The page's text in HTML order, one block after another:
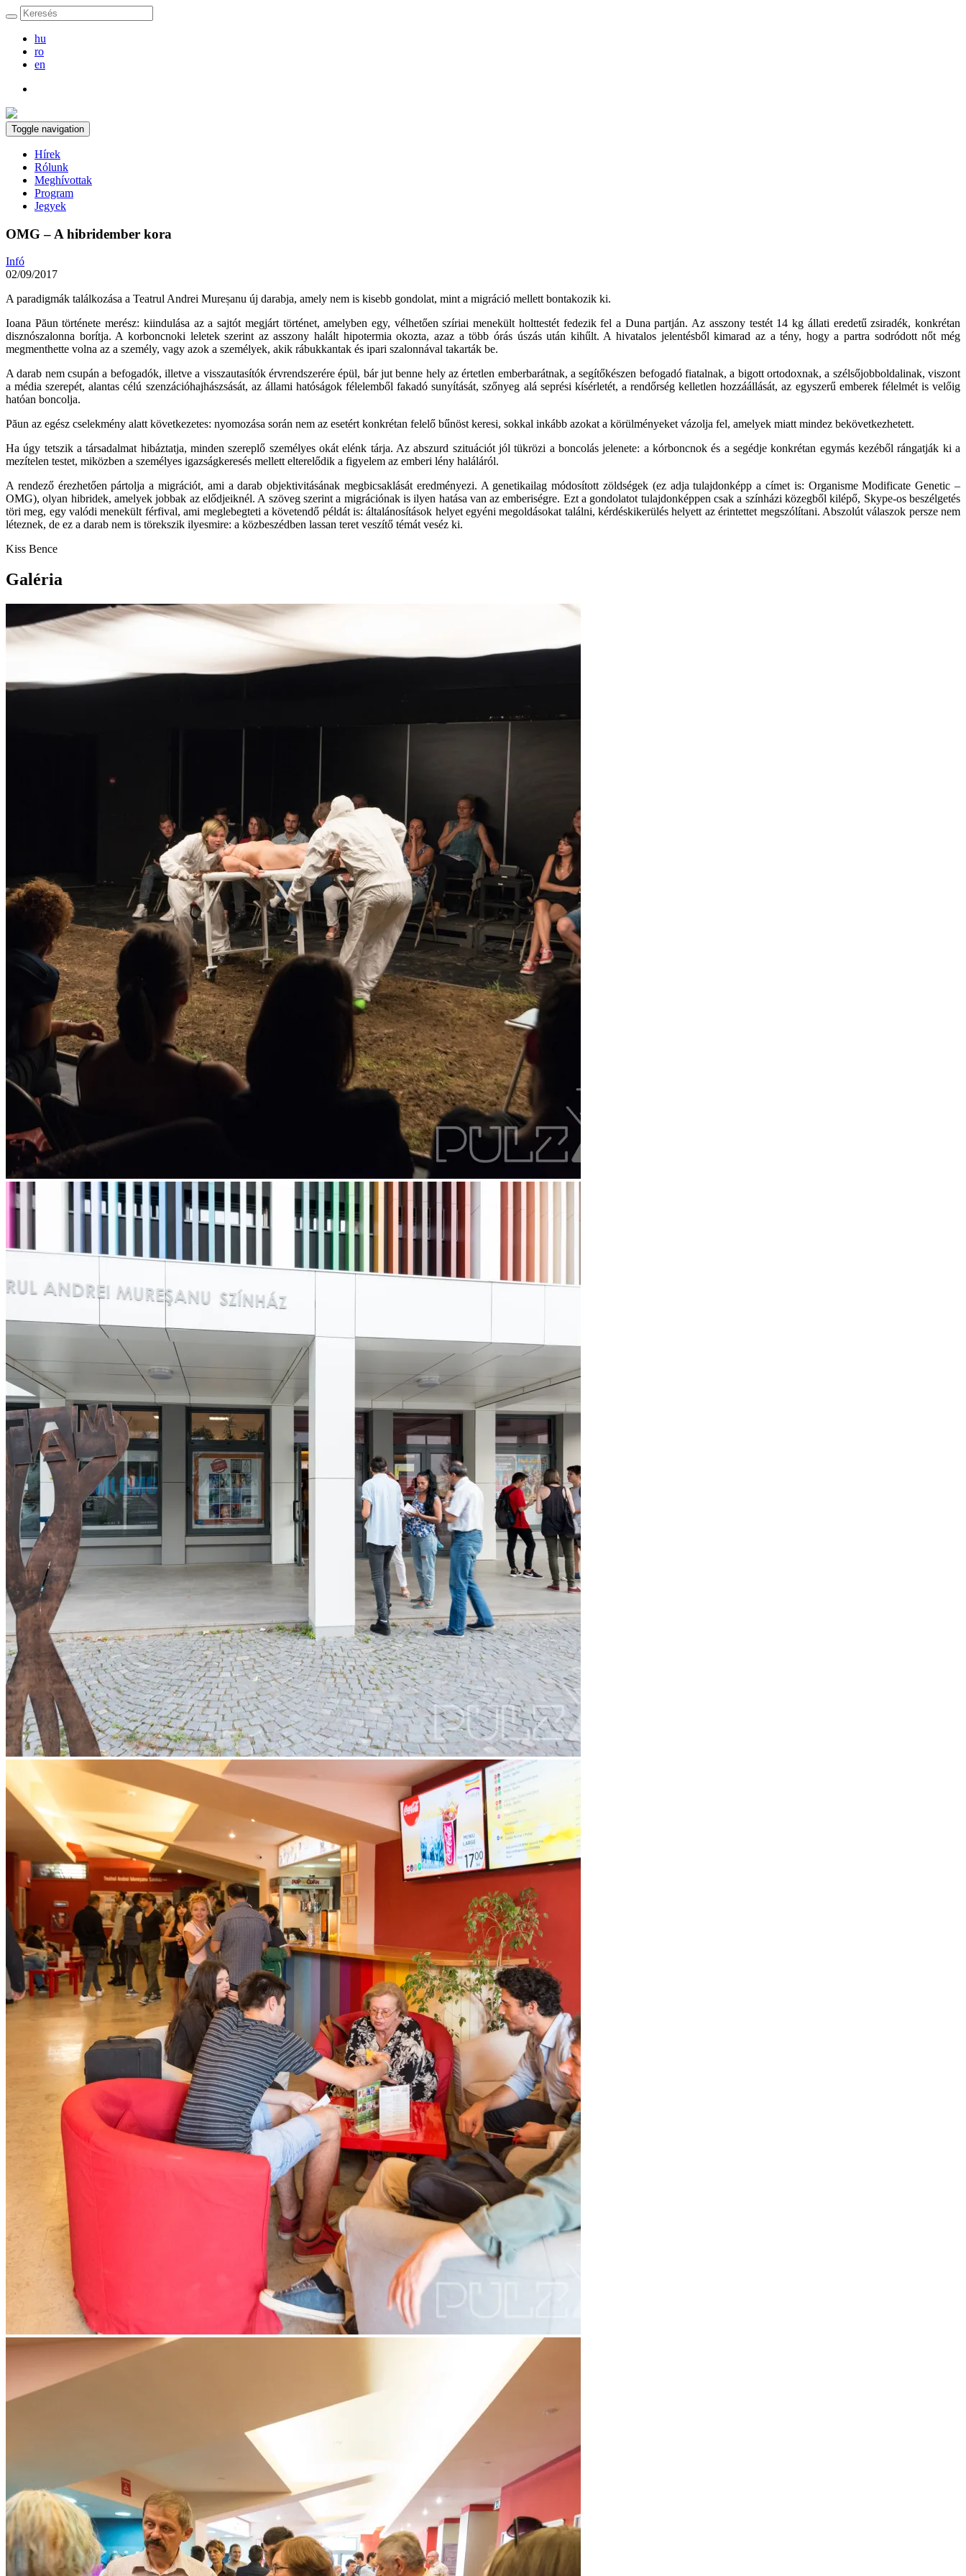
hu
ro
en
Toggle navigation
Hírek
Rólunk
Meghívottak
Program
Jegyek
OMG – A hibridember kora
Infó
02/09/2017
A paradigmák találkozása a Teatrul Andrei Mureșanu új darabja, amely nem is kisebb gondolat, mint a migráció mellett bontakozik ki.
Ioana Păun története merész: kiindulása az a sajtót megjárt történet, amelyben egy, vélhetően szíriai menekült holttestét fedezik fel a Duna partján. Az asszony testét 14 kg állati eredetű zsiradék, konkrétan
disznószalonna borítja. A korboncnoki leletek szerint az asszony halált hipotermia okozta, azaz a több órás úszás után kihűlt. A hivatalos jelentésből kimarad az a tény, hogy a partra sodródott nőt még
megmenthette volna az a személy, vagy azok a személyek, akik rábukkantak és ipari szalonnával takarták be.
A darab nem csupán a befogadók, illetve a visszautasítók érvrendszerére épül, bár jut benne hely az értetlen emberbarátnak, a segítőkészen befogadó fiatalnak, a bigott ortodoxnak, a szélsőjobboldalinak, viszont
a média szerepét, alantas célú szenzációhajhászsását, az állami hatóságok félelemből fakadó sunyítását, szőnyeg alá seprési kísérletét, a rendőrség kelletlen hozzáállását, az egyszerű emberek félelmét is velőig
hatóan boncolja.
Păun az egész cselekmény alatt következetes: nyomozása során nem az esetért konkrétan felelő bűnöst keresi, sokkal inkább azokat a körülményeket vázolja fel, amelyek miatt mindez bekövetkezhetett.
Ha úgy tetszik a társadalmat hibáztatja, minden szereplő személyes okát elénk tárja. Az abszurd szituációt jól tükrözi a boncolás jelenete: a kórboncnok és a segédje konkrétan egymás kezéből rángatják ki a
mezítelen testet, miközben a személyes igazságkeresés mellett elterelődik a figyelem az emberi lény haláláról.
A rendező érezhetően pártolja a migrációt, ami a darab objektivitásának megbicsaklását eredményezi. A genetikailag módosított zöldségek (ez adja tulajdonképp a címet is: Organisme Modificate Genetic –
OMG), olyan hibridek, amelyek jobbak az elődjeiknél. A szöveg szerint a migrációnak is ilyen hatása van az emberiségre. Ezt a gondolatot tulajdonképpen csak a színházi közegből kilépő, Skype-os beszélgetés
töri meg, egy valódi menekült férfival, ami meglebegteti a követendő példát is: általánosítások helyet egyéni megoldásokat találni, kérdéskikerülés helyett az érintettet megszólítani. Abszolút válaszok persze nem
léteznek, de ez a darab nem is törekszik ilyesmire: a közbeszédben lassan teret veszítő témát veséz ki.
Kiss Bence
Galéria